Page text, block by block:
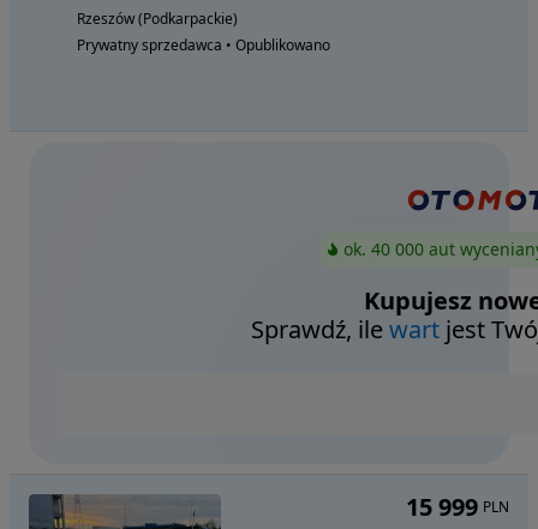
Rzeszów (Podkarpackie)
Prywatny sprzedawca • Opublikowano
ok. 40 000 aut
Kupujesz
Sprawdź, ilewart jest
15 999 PLN